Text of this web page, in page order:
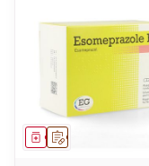
Op voorschrift
Geneesmiddel